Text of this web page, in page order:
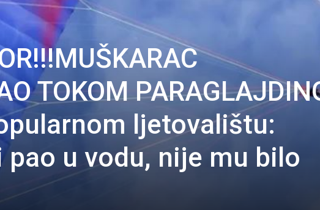
TOKOM
ljetovalištu:
pao u vodu, nije mu bilo